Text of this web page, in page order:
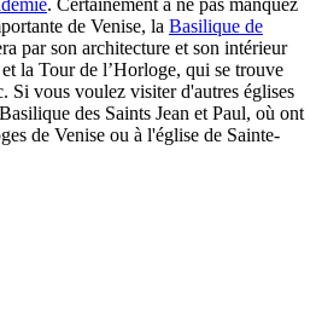
de Venise, la Basilique de
par son architecture et son intérieur
la Tour de l’Horloge, qui se trouve
Si vous voulez visiter d'autres églises
des Saints Jean et Paul, où ont
de Venise ou à l'église de Sainte-